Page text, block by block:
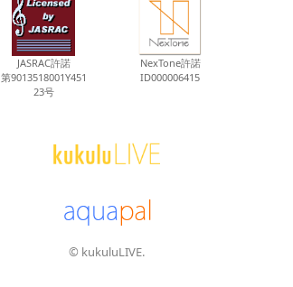
JASRAC許諾
第9013518001Y451
23号
NexTone許諾
ID000006415
© kukuluLIVE.